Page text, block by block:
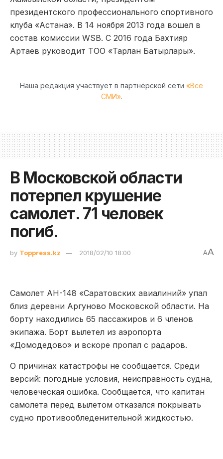
президентского профессионального спортивного
клуба «Астана». В 14 ноября 2013 года вошел в
состав комиссии WSB. C 2016 года Бахтияр
Артаев руководит ТОО «Тарлан Батырлары».
Наша редакция участвует в партнёрской сети «Все
СМИ».
В Московской области
потерпел крушение
самолет. 71 человек
погиб.
by Toppress.kz 2018/02/10 18:00 AA
Самолет АН-148 «Саратовских авиалиний» упал
близ деревни Аргуново Московской области. На
борту находились 65 пассажиров и 6 членов
экипажа. Борт вылетел из аэропорта
«Домодедово» и вскоре пропал с радаров.
О причинах катастрофы не сообщается. Среди
версий: погодные условия, неисправность судна,
человеческая ошибка. Сообщается, что капитан
самолета перед вылетом отказался покрывать
судно противообледенительной жидкостью.